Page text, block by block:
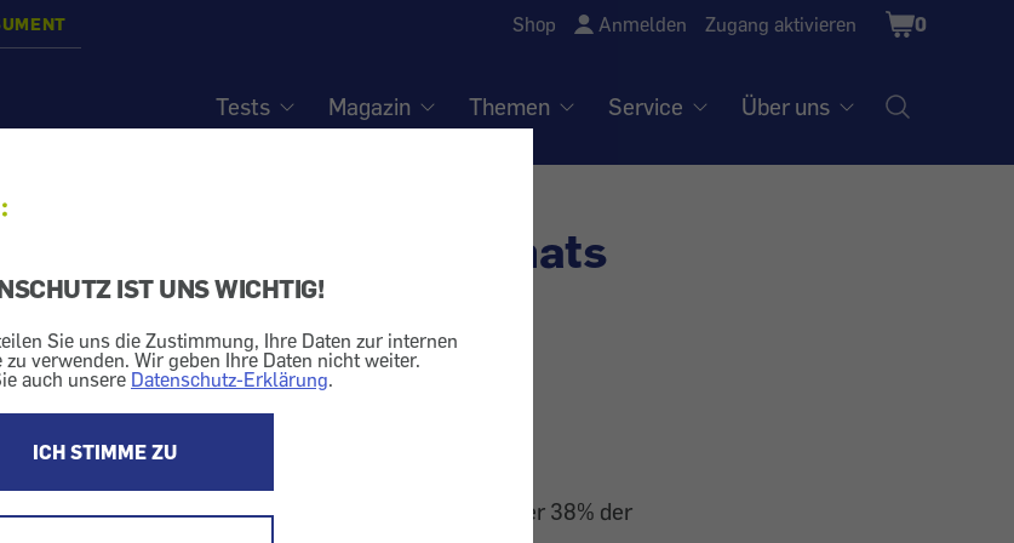
IST UNS WICHTIG!
Sie uns die Zustimmung, Ihre Daten zur internen
zu verwenden. Wir geben Ihre Daten nicht weiter.
auch unsere Datenschutz-Erklärung.
ICH STIMME ZU
Shop Anmelden Zugang aktivieren
Shopping
Cart
0
Tests Magazin Themen Service Über uns
Umfrage des Monats
Ausscheidungen Ihres Hundes?
(Auf Basis jener 38% der